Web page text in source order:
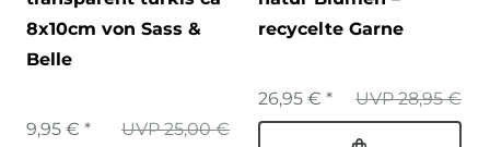
8x10cm von Sass &
Belle
UVP 25,00 €
9,95 € *
recycelte Garne
UVP 28,95 €
26,95 € *